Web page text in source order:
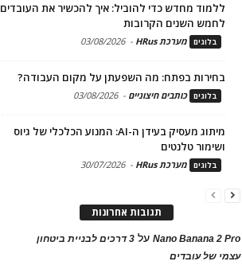
ללמוד מחדש כדי להוביל: איך להכשיר את העובדים
לחמש השנים הקרובות
בלוגים מערכת HRus -
03/08/2026
בחירות בפתח: מה השפעתן על מקום העבודה?
בלוגים כותבים חיצוניים -
03/08/2026
מיתוג מעסיק בעידן ה-AI: המנוע הכלכלי של גיוס
ושימור טלנטים
בלוגים מערכת HRus -
30/07/2026
תגובות אחרונות
Nano Banana 2 Proעל
3 דרכים לבניית ביטחון
עצמי של עובדים